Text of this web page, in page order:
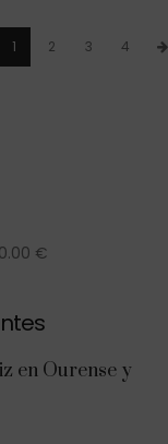
1 2 3 4
€
en Ourense y